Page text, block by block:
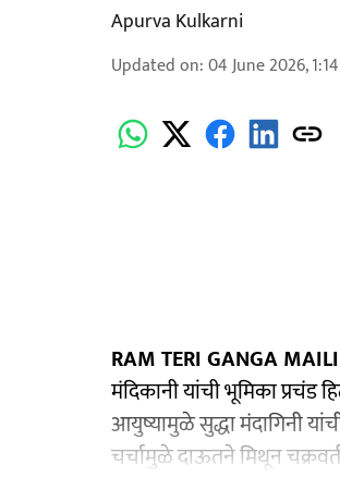
Apurva Kulkarni
Updated on:04 June 2026,
RAM TERI GANGA
मंदिकानी यांची भूमिका प्रचंड
आयुष्यामुळे सुद्धा मंदागिनी
चर्चामुळे दाऊतने मिथून